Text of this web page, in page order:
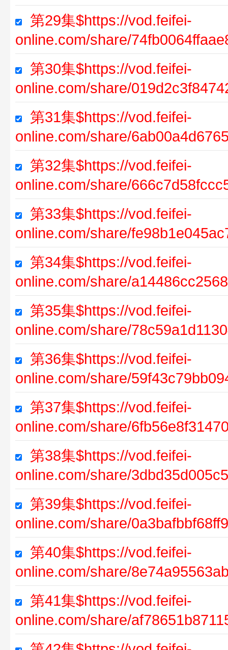
第29集$https://vod.feifei-
online.com/share/
第30集$https://vod.feifei-
online.com/share/
第31集$https://vod.feifei-
online.com/share/
第32集$https://vod.feifei-
online.com/share/
第33集$https://vod.feifei-
online.com/share/
第34集$https://vod.feifei-
online.com/share/
第35集$https://vod.feifei-
online.com/share/
第36集$https://vod.feifei-
online.com/share/
第37集$https://vod.feifei-
online.com/share/
第38集$https://vod.feifei-
online.com/share/
第39集$https://vod.feifei-
online.com/share/
第40集$https://vod.feifei-
online.com/share/
第41集$https://vod.feifei-
online.com/share/